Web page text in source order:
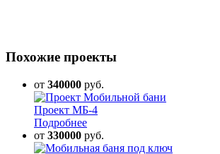
Похожие проекты
от 340000 руб.
Проект МБ-4
Подробнее
от 330000 руб.